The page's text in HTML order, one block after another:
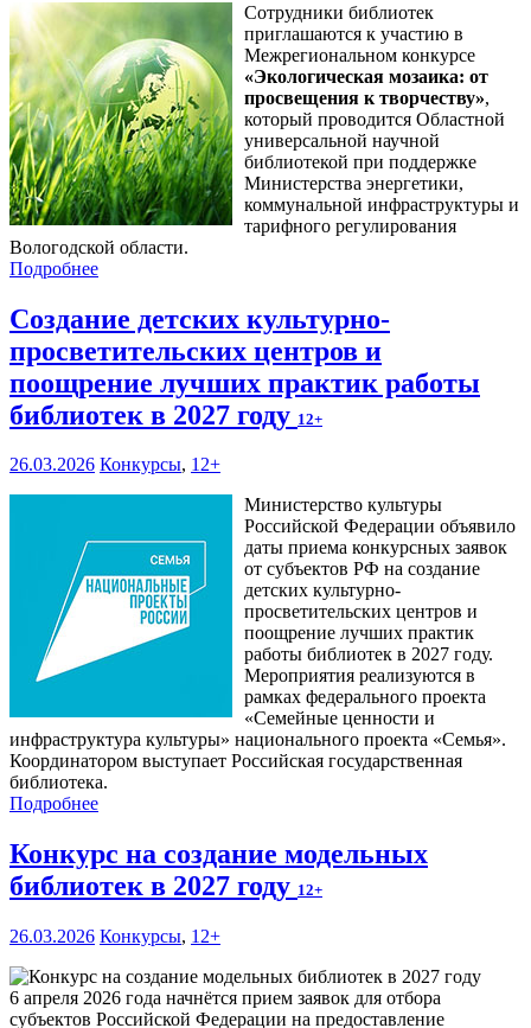
Сотрудники библиотек
приглашаются к участию в
Межрегиональном конкурсе
«Экологическая мозаика: от
просвещения к творчеству»,
который проводится Областной
универсальной научной
библиотекой при поддержке
Министерства энергетики,
коммунальной инфраструктуры и
тарифного регулирования
Вологодской области.
Подробнее
Создание детских культурно-
просветительских центров и
поощрение лучших практик работы
библиотек в 2027 году 12+
26.03.2026 Конкурсы, 12+
Министерство культуры
Российской Федерации объявило
даты приема конкурсных заявок
от субъектов РФ на создание
детских культурно-
просветительских центров и
поощрение лучших практик
работы библиотек в 2027 году.
Мероприятия реализуются в
рамках федерального проекта
«Семейные ценности и
инфраструктура культуры» национального проекта «Семья».
Координатором выступает Российская государственная
библиотека.
Подробнее
Конкурс на создание модельных
библиотек в 2027 году 12+
26.03.2026 Конкурсы, 12+
6 апреля 2026 года начнётся прием заявок для отбора
субъектов Российской Федерации на предоставление